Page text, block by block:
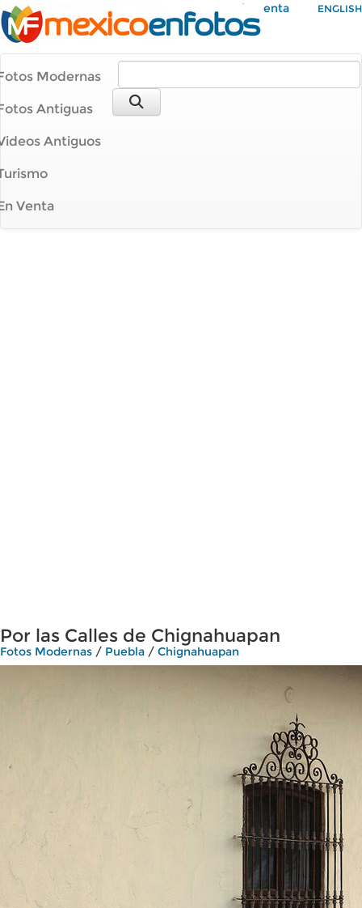
Mi Cuenta ENGLISH
Modernas
Antiguas
Antiguos
Venta
Por las Calles de Chignahuapan
Fotos Modernas / Puebla / Chignahuapan